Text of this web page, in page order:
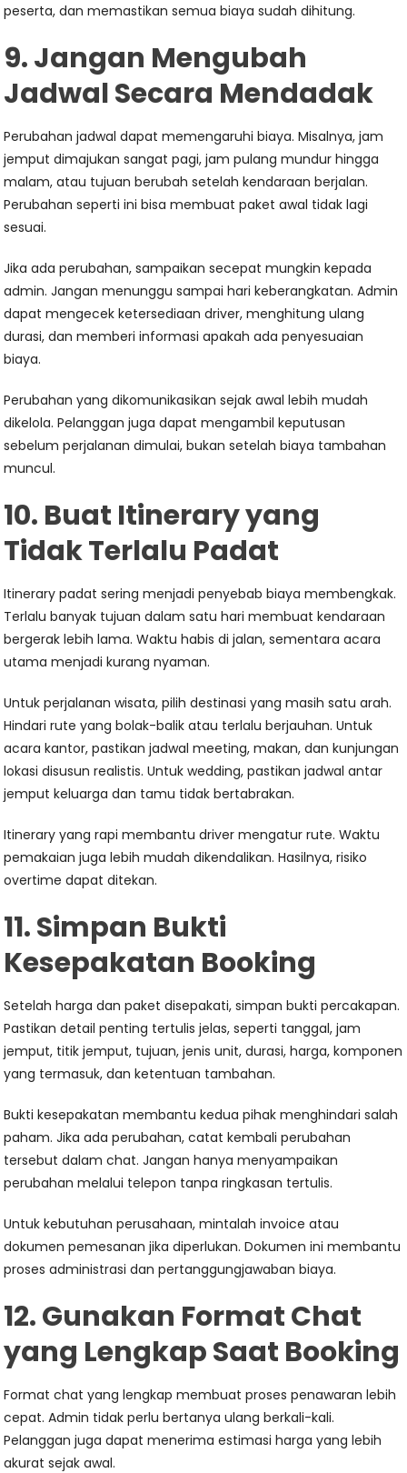
peserta, dan memastikan semua biaya sudah dihitung.
9. Jangan Mengubah
Jadwal Secara Mendadak
Perubahan jadwal dapat memengaruhi biaya. Misalnya, jam
jemput dimajukan sangat pagi, jam pulang mundur hingga
malam, atau tujuan berubah setelah kendaraan berjalan.
Perubahan seperti ini bisa membuat paket awal tidak lagi
sesuai.
Jika ada perubahan, sampaikan secepat mungkin kepada
admin. Jangan menunggu sampai hari keberangkatan. Admin
dapat mengecek ketersediaan driver, menghitung ulang
durasi, dan memberi informasi apakah ada penyesuaian
biaya.
Perubahan yang dikomunikasikan sejak awal lebih mudah
dikelola. Pelanggan juga dapat mengambil keputusan
sebelum perjalanan dimulai, bukan setelah biaya tambahan
muncul.
10. Buat Itinerary yang
Tidak Terlalu Padat
Itinerary padat sering menjadi penyebab biaya membengkak.
Terlalu banyak tujuan dalam satu hari membuat kendaraan
bergerak lebih lama. Waktu habis di jalan, sementara acara
utama menjadi kurang nyaman.
Untuk perjalanan wisata, pilih destinasi yang masih satu arah.
Hindari rute yang bolak-balik atau terlalu berjauhan. Untuk
acara kantor, pastikan jadwal meeting, makan, dan kunjungan
lokasi disusun realistis. Untuk wedding, pastikan jadwal antar
jemput keluarga dan tamu tidak bertabrakan.
Itinerary yang rapi membantu driver mengatur rute. Waktu
pemakaian juga lebih mudah dikendalikan. Hasilnya, risiko
overtime dapat ditekan.
11. Simpan Bukti
Kesepakatan Booking
Setelah harga dan paket disepakati, simpan bukti percakapan.
Pastikan detail penting tertulis jelas, seperti tanggal, jam
jemput, titik jemput, tujuan, jenis unit, durasi, harga, komponen
yang termasuk, dan ketentuan tambahan.
Bukti kesepakatan membantu kedua pihak menghindari salah
paham. Jika ada perubahan, catat kembali perubahan
tersebut dalam chat. Jangan hanya menyampaikan
perubahan melalui telepon tanpa ringkasan tertulis.
Untuk kebutuhan perusahaan, mintalah invoice atau
dokumen pemesanan jika diperlukan. Dokumen ini membantu
proses administrasi dan pertanggungjawaban biaya.
12. Gunakan Format Chat
yang Lengkap Saat Booking
Format chat yang lengkap membuat proses penawaran lebih
cepat. Admin tidak perlu bertanya ulang berkali-kali.
Pelanggan juga dapat menerima estimasi harga yang lebih
akurat sejak awal.